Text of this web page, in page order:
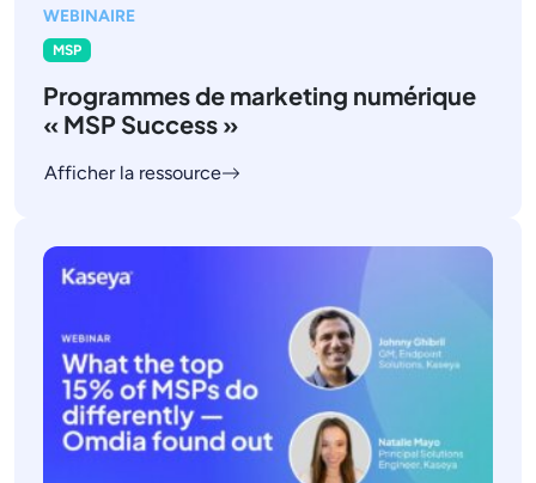
WEBINAIRE
MSP
Programmes de marketing numérique
« MSP Success »
Afficher la ressource